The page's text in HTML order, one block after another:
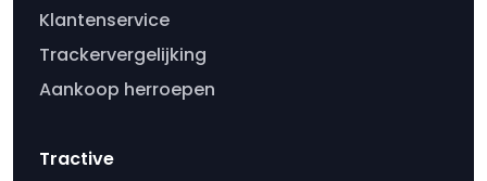
Klantenservice
Trackervergelijking
Aankoop herroepen
Tractive